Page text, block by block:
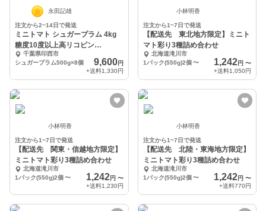
永田記雄
注文から2~14日で発送
ミニトマト シュガープラム 4kg
糖度10度以上高リコピン
(300005)
千葉県印西市
シュガープラム500g×8個
9,600円
+送料1,330円
小林明香
注文から1~7日で発送
【配送先 東北地方限定】ミニト
マト彩り3種詰め合わせ
北海道滝川市
1パック(550g)2個 〜 1,242円 〜
+送料1,050円
小林明香
注文から1~7日で発送
【配送先 関東・信越地方限定】
ミニトマト彩り3種詰め合わせ
北海道滝川市
1パック(550g)2個 〜 1,242円 〜
+送料1,230円
小林明香
注文から1~7日で発送
【配送先 北陸・東海地方限定】
ミニトマト彩り3種詰め合わせ
北海道滝川市
1パック(550g)2個 〜 1,242円 〜
+送料770円